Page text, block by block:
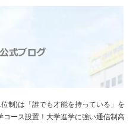
制)は「誰でも才能を持っている」を
ース設置！大学進学に強い通信制高